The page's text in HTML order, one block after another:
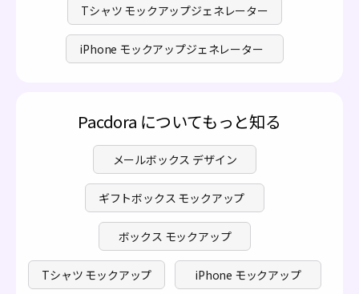
Tシャツ モックアップジェネレーター
iPhone モックアップジェネレーター
Pacdora についてもっと知る
メールボックス デザイン
ギフトボックス モックアップ
ボックス モックアップ
Tシャツ モックアップ iPhone モックアップ